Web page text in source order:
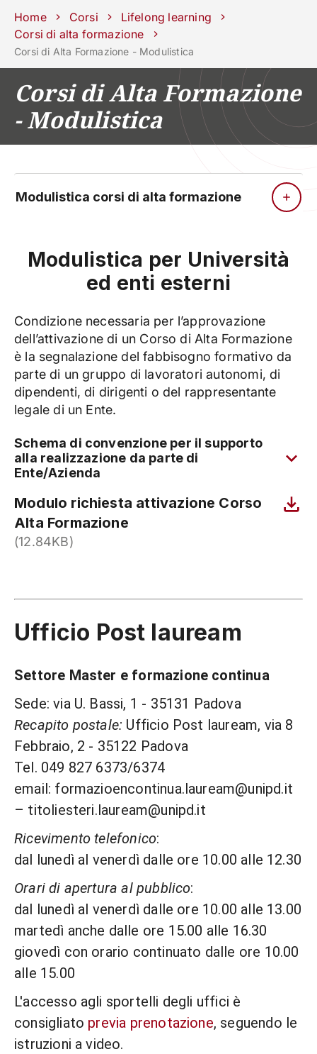
Scuole Dipartimenti CentriSostieni
Unipd
Area
stampa
phone mail search
CORSI STUDIARE
RICERCA CAMPUS
Home Corsi
Lifelong learning
Corsi di alta formazione
Corsi di Alta Formazione - Modulistica
Corsi di Alta Formazione
- Modulistica
Modulistica corsi di alta formazione
Modulistica per Università
ed enti esterni
Condizione necessaria per l’approvazione
dell’attivazione di un Corso di Alta Formazione
è la segnalazione del fabbisogno formativo da
parte di un gruppo di lavoratori autonomi, di
dipendenti, di dirigenti o del rappresentante
legale di un Ente.
Schema di convenzione per il supporto
alla realizzazione da parte di
Ente/Azienda
Modulo richiesta attivazione Corso
Alta Formazione
(12.84KB)
Ufficio Post lauream
Settore Master e formazione continua
Sede: via U. Bassi, 1 - 35131 Padova
Recapito postale: Ufficio Post lauream, via 8
Febbraio, 2 - 35122 Padova
Tel. 049 827 6373/6374
email: formazioencontinua.lauream@unipd.it
– titoliesteri.lauream@unipd.it
Ricevimento telefonico:
dal lunedì al venerdì dalle ore 10.00 alle 12.30
Orari di apertura al pubblico:
dal lunedì al venerdì dalle ore 10.00 alle 13.00
martedì anche dalle ore 15.00 alle 16.30
giovedì con orario continuato dalle ore 10.00
alle 15.00
L'accesso agli sportelli degli uffici è
consigliato previa prenotazione, seguendo le
istruzioni a video.